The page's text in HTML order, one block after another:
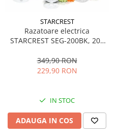
STARCREST
Razatoare electrica
STARCREST SEG-200BK, 200
349,90 RON
229,90 RON
IN STOC
ADAUGA IN COS